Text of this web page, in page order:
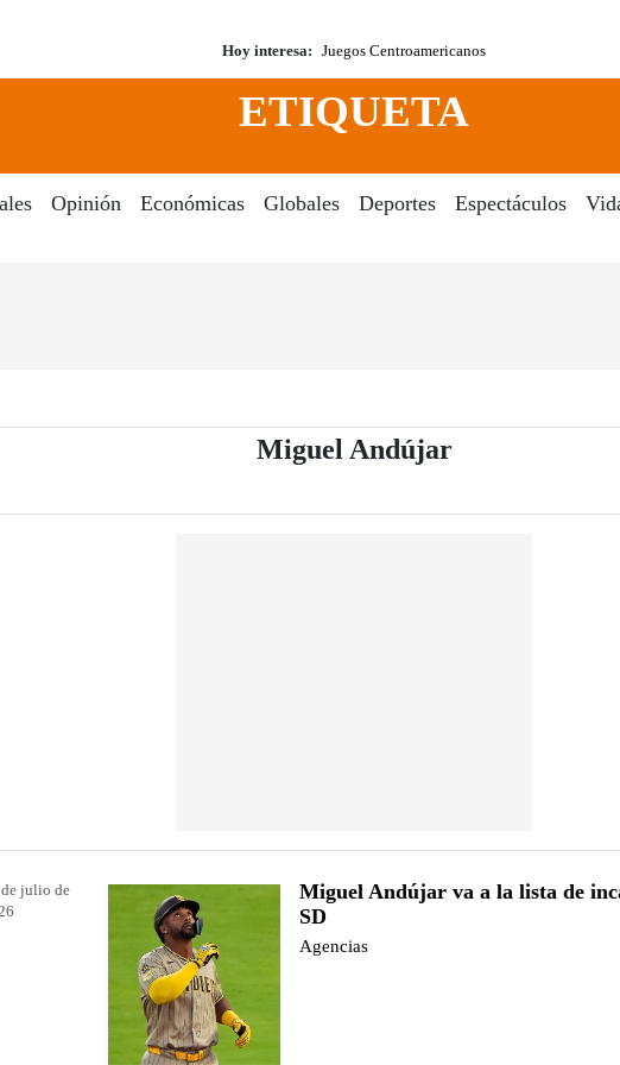
Hoy interesa: Juegos Centroamericanos
ETIQUETA
Opinión Económicas Globales Deportes Espectáculos
Miguel Andújar- Periódico
julio de
Miguel Andújar va a la lista de
SD
Agencias